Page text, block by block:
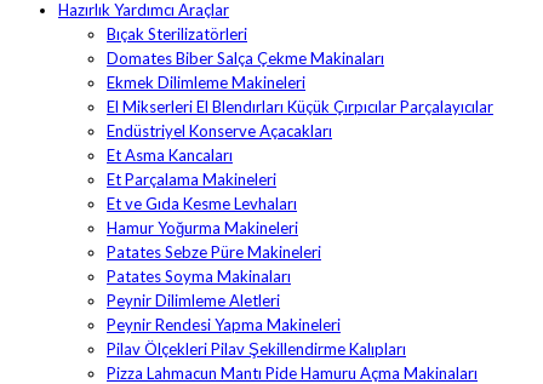
Hazırlık Yardımcı Araçlar
Bıçak Sterilizatörleri
Domates Biber Salça Çekme Makinaları
Ekmek Dilimleme Makineleri
El Mikserleri El Blendırları Küçük Çırpıcılar Parçalayıcılar
Endüstriyel Konserve Açacakları
Et Asma Kancaları
Et Parçalama Makineleri
Et ve Gıda Kesme Levhaları
Hamur Yoğurma Makineleri
Patates Sebze Püre Makineleri
Patates Soyma Makinaları
Peynir Dilimleme Aletleri
Peynir Rendesi Yapma Makineleri
Pilav Ölçekleri Pilav Şekillendirme Kalıpları
Pizza Lahmacun Mantı Pide Hamuru Açma Makinaları